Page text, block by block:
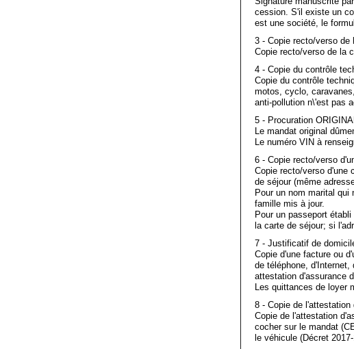
cession. S'il existe un
est une société, le
3 - Copie recto/verso de
Copie recto/verso de la
4 - Copie du contrôle
Copie du contrôle
motos, cyclo,
anti-pollution n\'est pas
5 - Procuration
Le mandat original
Le numéro VIN à
6 - Copie recto/verso
Copie recto/verso d'une
de séjour (même
Pour un nom marital qui
famille mis à jour.
Pour un passeport
la carte de séjour; si
7 - Justificatif de
Copie d'une facture ou
de téléphone, d'Internet,
attestation d'assurance
Les quittances de loyer
8 - Copie de
Copie de l'attestation
cocher sur le mandat
le véhicule (Décret